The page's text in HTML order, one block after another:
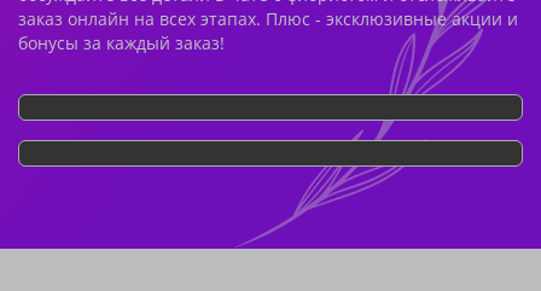
заказ онлайн на всех этапах. Плюс - эксклюзивные акции и
бонусы за каждый заказ!